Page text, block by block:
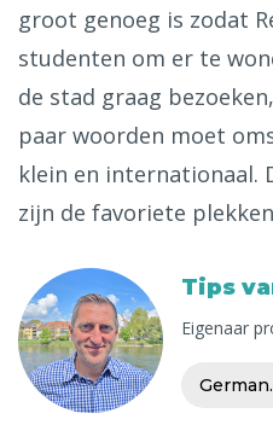
groot genoeg is zodat
studenten om er te
de stad graag
paar woorden moet
klein en internationaal.
zijn de favoriete
Tips
Eigenaar